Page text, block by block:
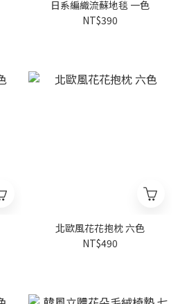
日系編織流蘇地毯 一色
NT$390
北歐風花花抱枕 六色
NT$490